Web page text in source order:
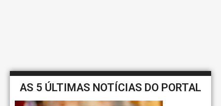
AS 5 ÚLTIMAS NOTÍCIAS DO PORTAL